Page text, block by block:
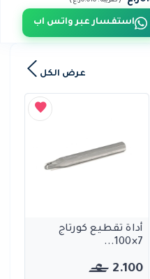
استفسار عبر واتس اب
عرض الكل
أداة تقطيع كورتاج
7×100...
2.100